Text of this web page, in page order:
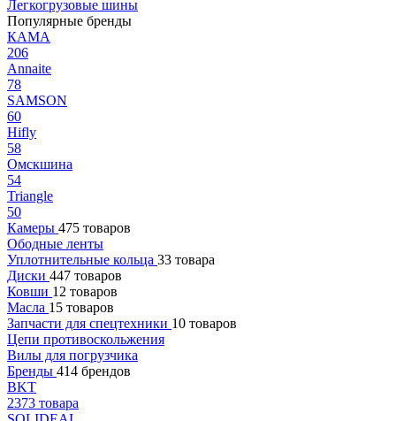
Легкогрузовые шины
Популярные бренды
КАМА
206
Annaite
78
SAMSON
60
Hifly
58
Омскшина
54
Triangle
50
Камеры 475 товаров
Ободные ленты
Уплотнительные кольца 33 товара
Диски 447 товаров
Ковши 12 товаров
Масла 15 товаров
Запчасти для спецтехники 10 товаров
Цепи противоскольжения
Вилы для погрузчика
Бренды 414 брендов
BKT
2373 товара